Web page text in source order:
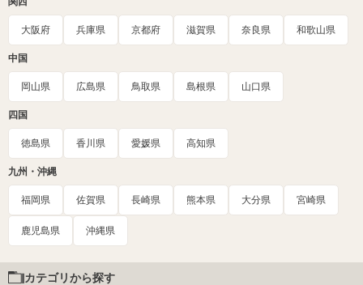
大阪府 兵庫県 京都府 滋賀県 奈良県 和歌山県
中国
岡山県 広島県 鳥取県 島根県 山口県
四国
徳島県 香川県 愛媛県 高知県
九州・沖縄
福岡県 佐賀県 長崎県 熊本県 大分県 宮崎県
鹿児島県 沖縄県
カテゴリから探す